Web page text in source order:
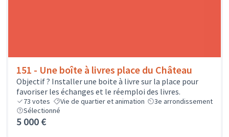
151 - Une boîte à livres place du Château
Objectif ? Installer une boite à livre sur la place pour
favoriser les échanges et le réemploi des livres.
73 votes Vie de quartier et animation
3e arrondissement
Sélectionné
5 000 €